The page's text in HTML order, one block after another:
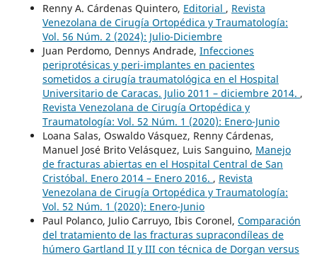
Renny A. Cárdenas Quintero, Editorial , Revista
Venezolana de Cirugía Ortopédica y Traumatología:
Vol. 56 Núm. 2 (2024): Julio-Diciembre
Juan Perdomo, Dennys Andrade, Infecciones
periprotésicas y peri-implantes en pacientes
sometidos a cirugía traumatológica en el Hospital
Universitario de Caracas. Julio 2011 – diciembre 2014. ,
Revista Venezolana de Cirugía Ortopédica y
Traumatología: Vol. 52 Núm. 1 (2020): Enero-Junio
Loana Salas, Oswaldo Vásquez, Renny Cárdenas,
Manuel José Brito Velásquez, Luis Sanguino, Manejo
de fracturas abiertas en el Hospital Central de San
Cristóbal. Enero 2014 – Enero 2016. , Revista
Venezolana de Cirugía Ortopédica y Traumatología:
Vol. 52 Núm. 1 (2020): Enero-Junio
Paul Polanco, Julio Carruyo, Ibis Coronel, Comparación
del tratamiento de las fracturas supracondíleas de
húmero Gartland II y III con técnica de Dorgan versus